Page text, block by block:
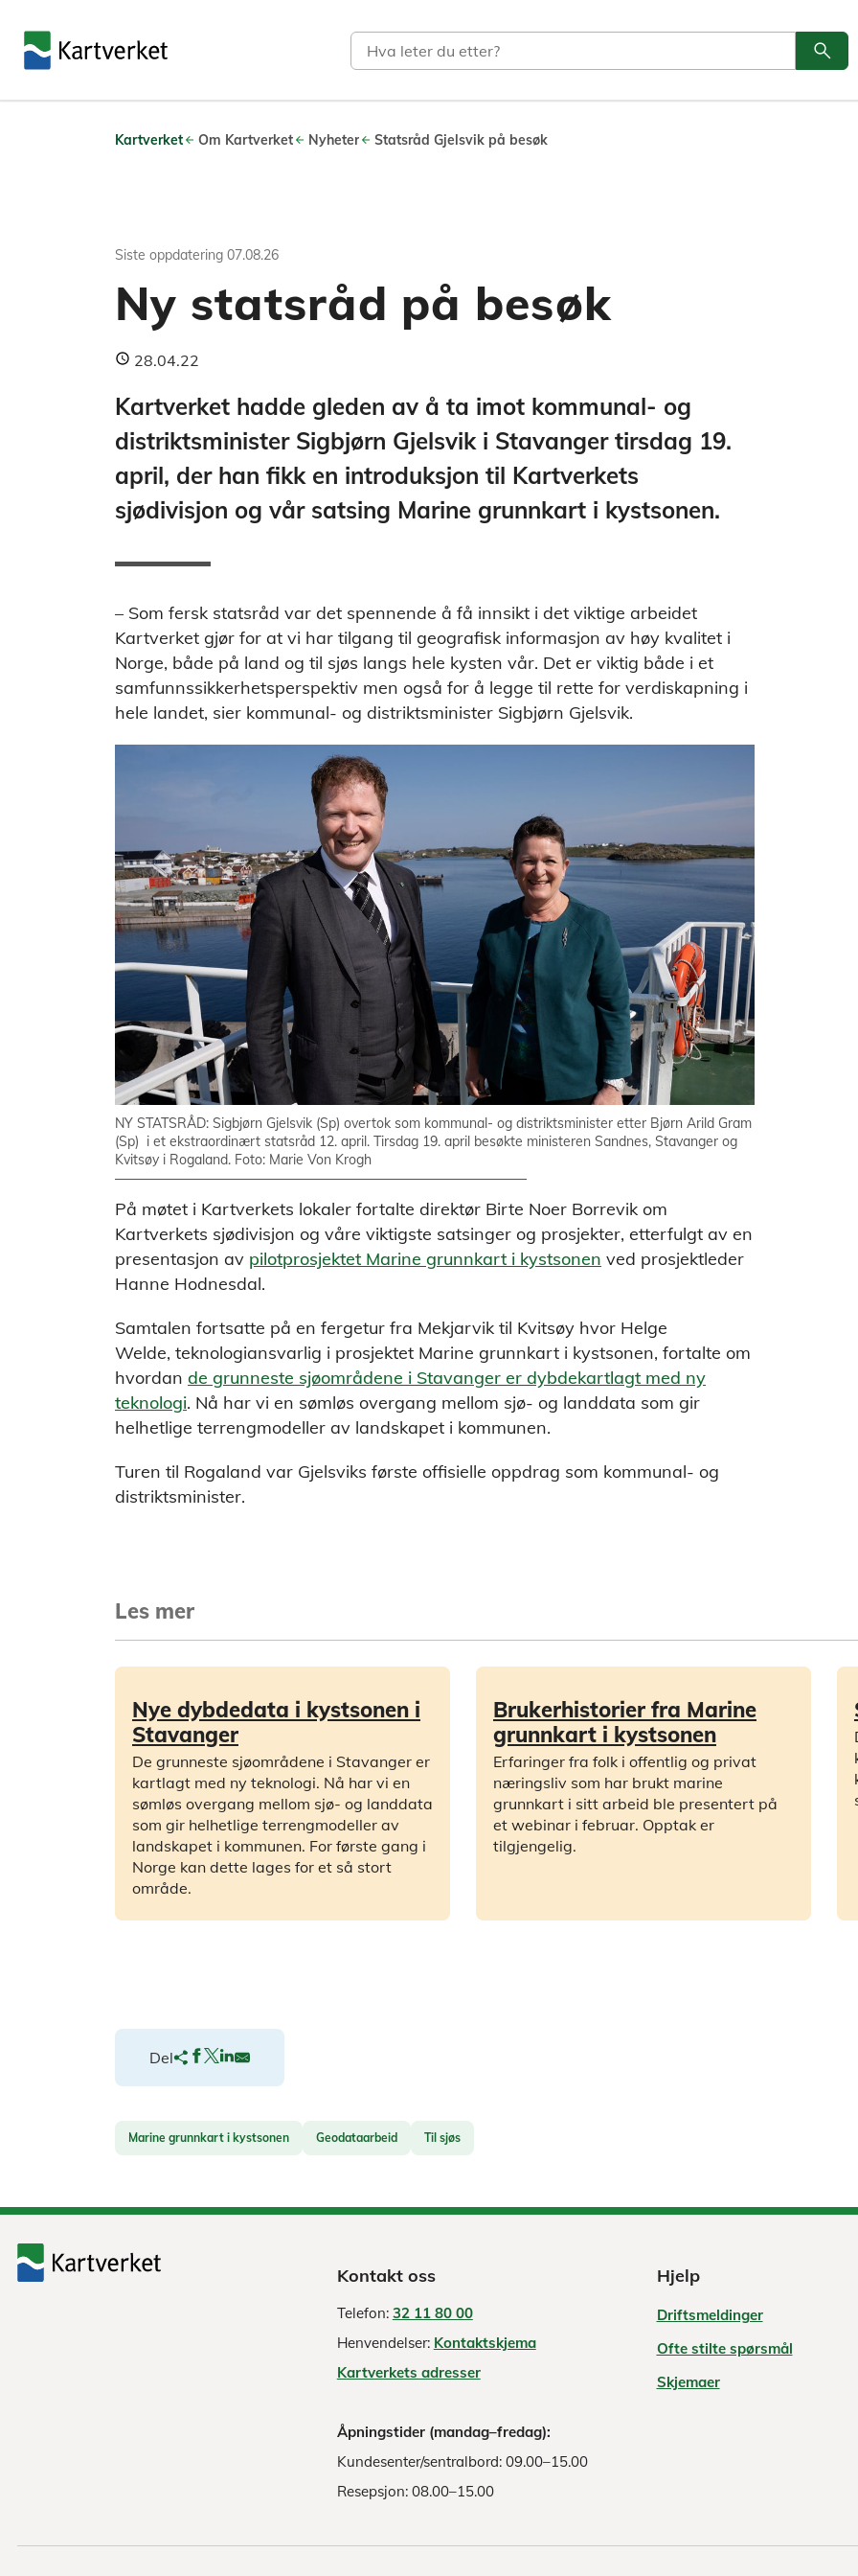
Søk
Søk
search
Kartverket Om Kartverket Nyheter Statsråd Gjelsvik på besøk
Siste oppdatering 07.08.26
Ny statsråd på besøk
28.04.22
Kartverket hadde gleden av å ta imot kommunal- og
distriktsminister Sigbjørn Gjelsvik i Stavanger tirsdag 19.
april, der han fikk en introduksjon til Kartverkets
sjødivisjon og vår satsing Marine grunnkart i kystsonen.
– Som fersk statsråd var det spennende å få innsikt i det viktige arbeidet
Kartverket gjør for at vi har tilgang til geografisk informasjon av høy kvalitet i
Norge, både på land og til sjøs langs hele kysten vår. Det er viktig både i et
samfunnssikkerhetsperspektiv men også for å legge til rette for verdiskapning i
hele landet, sier kommunal- og distriktsminister Sigbjørn Gjelsvik.
NY STATSRÅD: Sigbjørn Gjelsvik (Sp) overtok som kommunal- og distriktsminister etter Bjørn Arild Gram
(Sp) i et ekstraordinært statsråd 12. april. Tirsdag 19. april besøkte ministeren Sandnes, Stavanger og
Kvitsøy i Rogaland. Foto: Marie Von Krogh
På møtet i Kartverkets lokaler fortalte direktør Birte Noer Borrevik om
Kartverkets sjødivisjon og våre viktigste satsinger og prosjekter, etterfulgt av en
presentasjon av pilotprosjektet Marine grunnkart i kystsonen ved prosjektleder
Hanne Hodnesdal.
Samtalen fortsatte på en fergetur fra Mekjarvik til Kvitsøy hvor Helge
Welde, teknologiansvarlig i prosjektet Marine grunnkart i kystsonen, fortalte om
hvordan de grunneste sjøområdene i Stavanger er dybdekartlagt med ny
teknologi. Nå har vi en sømløs overgang mellom sjø- og landdata som gir
helhetlige terrengmodeller av landskapet i kommunen.
Turen til Rogaland var Gjelsviks første offisielle oppdrag som kommunal- og
distriktsminister.
Les mer
Nye dybdedata i kystsonen i
Stavanger
De grunneste sjøområdene i Stavanger er
kartlagt med ny teknologi. Nå har vi en
sømløs overgang mellom sjø- og landdata
som gir helhetlige terrengmodeller av
landskapet i kommunen. For første gang i
Norge kan dette lages for et så stort
område.
Brukerhistorier fra Marine
grunnkart i kystsonen
Erfaringer fra folk i offentlig og privat
næringsliv som har brukt marine
grunnkart i sitt arbeid ble presentert på
et webinar i februar. Opptak er
tilgjengelig.
Del
Marine grunnkart i kystsonen Geodataarbeid Til sjøs
Kontakt oss
Telefon: 32 11 80 00
Henvendelser: Kontaktskjema
Kartverkets adresser
Åpningstider (mandag–fredag):
Kundesenter/sentralbord: 09.00–15.00
Resepsjon: 08.00–15.00
Hjelp
Driftsmeldinger
Ofte stilte spørsmål
Skjemaer